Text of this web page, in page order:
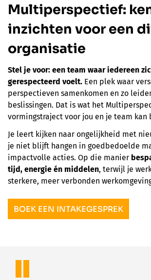
Multiperspectief: k
inzichten voor een
organisatie
Stel je voor: een team waar iedereen
gerespecteerd voelt. Een plek waar
perspectieven samenkomen en zo
beslissingen. Dat is wat het
vormingstraject voor jou en je team kan
Je leert kijken naar ongelijkheid met
je niet blijft hangen in goedbedoelde
impactvolle acties. Op die manier
tijd, energie én middelen, terwijl je
sterkere, meer verbonden
BOEK EEN INTAKEGESPREK